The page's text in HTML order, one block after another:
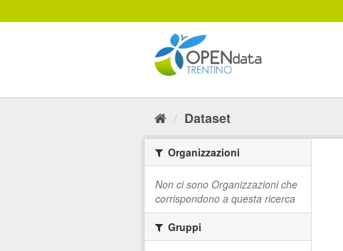
al
Dataset
Organizzazioni
Non ci sono Organizzazioni che
corrispondono a questa ricerca
Gruppi